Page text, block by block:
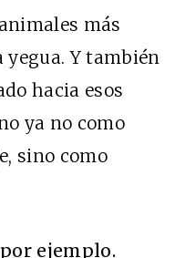
más
yegua. Y también
hacia esos
ya no como
sino como
ejemplo.